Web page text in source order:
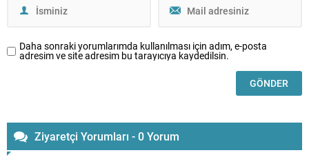
Daha sonraki yorumlarımda kullanılması için adım, e-posta
adresim ve site adresim bu tarayıcıya kaydedilsin.
Ziyaretçi Yorumları - 0 Yorum